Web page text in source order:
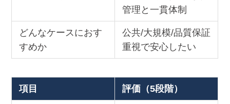
管理と一貫体制
どんなケースにおす
すめか
公共/大規模/品質保証
重視で安心したい
項目 評価（5段階）